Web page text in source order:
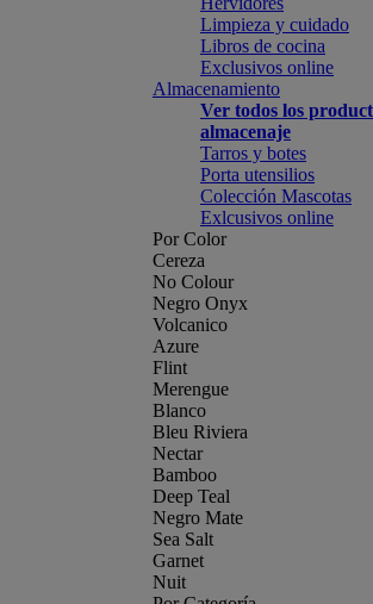
Limpieza y cuidado
Libros de cocina
Exclusivos online
Almacenamiento
Ver todos los
almacenaje
Tarros y botes
Porta utensilios
Colección Mascotas
Exlcusivos online
Por Color
Cereza
No Colour
Negro Onyx
Volcanico
Azure
Flint
Merengue
Blanco
Bleu Riviera
Nectar
Bamboo
Deep Teal
Negro Mate
Sea Salt
Garnet
Nuit